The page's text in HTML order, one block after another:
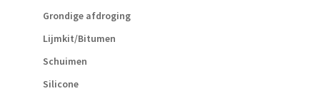
Grondige afdroging
Lijmkit/Bitumen
Schuimen
Silicone